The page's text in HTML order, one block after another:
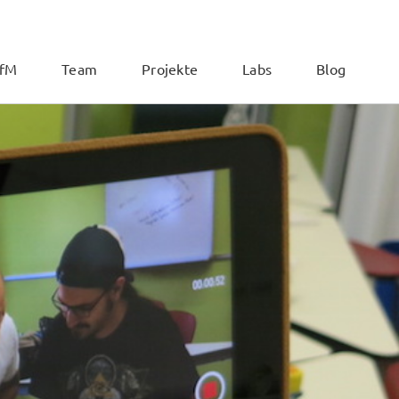
Team Projekte Labs Blog